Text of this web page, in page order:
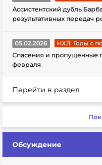
Ассистентский дубль
результативных передач
05.02.2026
НХЛ. Голы с
Спасения и пропущенные
февраля
Перейти в раздел
Обсуждение